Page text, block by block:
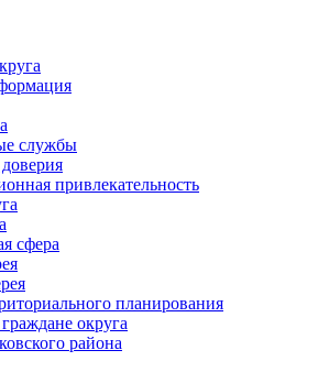
службы
привлекательность
сфера
планирования
округа
района